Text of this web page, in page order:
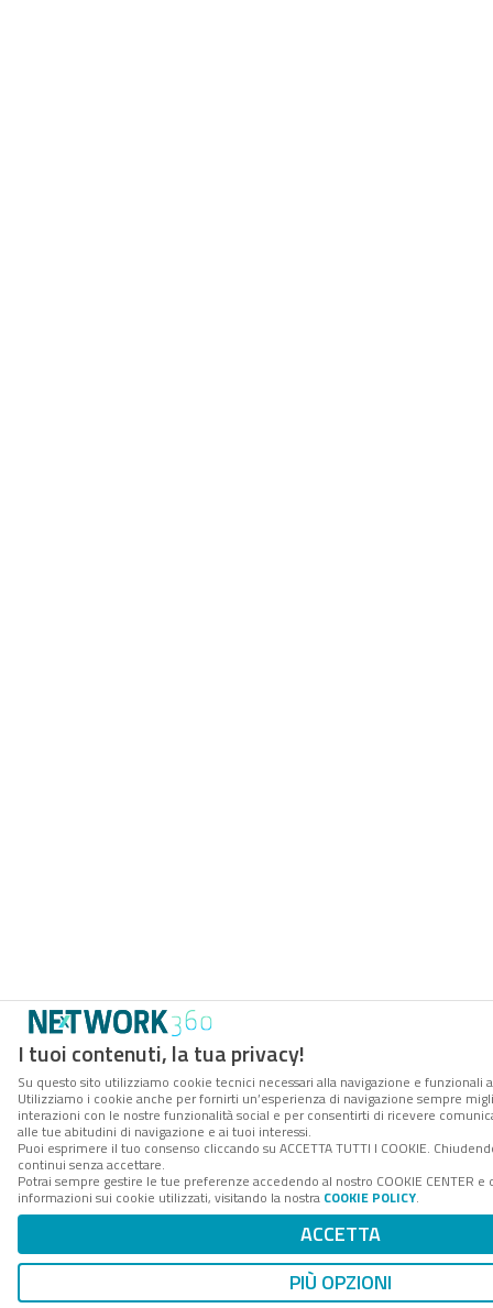
I tuoi contenuti, la tua privacy!
Su questo sito utilizziamo cookie tecnici necessari alla navigazione e funzionali
Utilizziamo i cookie anche per fornirti un’esperienza di navigazione sempre
interazioni con le nostre funzionalità social e per consentirti di ricevere
alle tue abitudini di navigazione e ai tuoi interessi.
Puoi esprimere il tuo consenso cliccando su ACCETTA TUTTI I COOKIE.
continui senza accettare.
Potrai sempre gestire le tue preferenze accedendo al nostro COOKIE CENTER
informazioni sui cookie utilizzati, visitando la nostra COOKIE POLICY.
ACCETTA
PIÙ OPZIONI